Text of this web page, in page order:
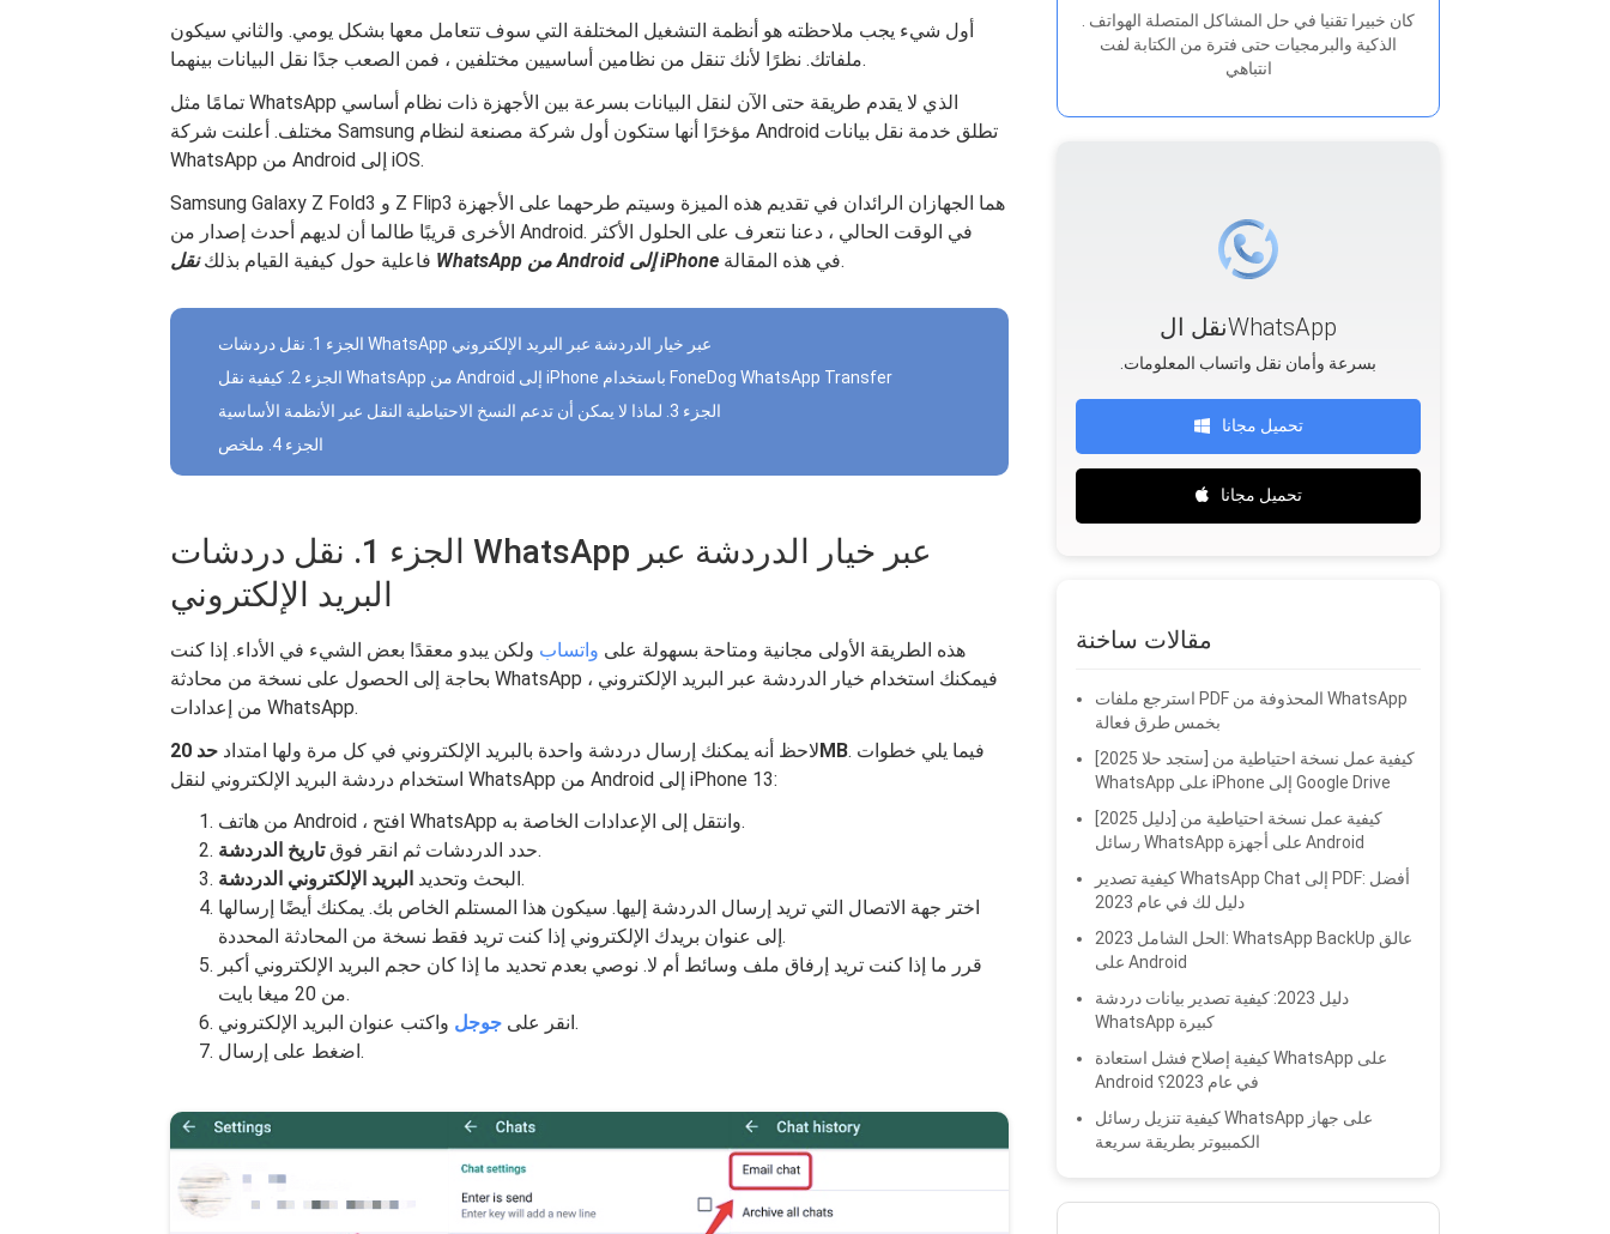
أول شيء يجب ملاحظته هو أنظمة التشغيل المختلفة التي سوف تتعامل معها بشكل يومي. والثاني سيكون
ملفاتك. نظرًا لأنك تنقل من نظامين أساسيين مختلفين ، فمن الصعب جدًا نقل البيانات بينهما.
تمامًا مثل WhatsApp الذي لا يقدم طريقة حتى الآن لنقل البيانات بسرعة بين الأجهزة ذات نظام أساسي
مختلف. أعلنت شركة Samsung مؤخرًا أنها ستكون أول شركة مصنعة لنظام Android تطلق خدمة نقل بيانات
WhatsApp من Android إلى iOS.
Samsung Galaxy Z Fold3 و Z Flip3 هما الجهازان الرائدان في تقديم هذه الميزة وسيتم طرحهما على الأجهزة
الأخرى قريبًا طالما أن لديهم أحدث إصدار من Android. في الوقت الحالي ، دعنا نتعرف على الحلول الأكثر
فاعلية حول كيفية القيام بذلك
نقل WhatsApp من Android إلى iPhone في هذه المقالة.
الجزء 1. نقل دردشات WhatsApp عبر خيار الدردشة عبر البريد الإلكتروني
الجزء 2. كيفية نقل WhatsApp من Android إلى iPhone باستخدام FoneDog WhatsApp Transfer
الجزء 3. لماذا لا يمكن أن تدعم النسخ الاحتياطية النقل عبر الأنظمة الأساسية
الجزء 4. ملخص
الجزء 1. نقل دردشات WhatsApp عبر خيار الدردشة عبر
البريد الإلكتروني
هذه الطريقة الأولى مجانية ومتاحة بسهولة على واتساب ولكن يبدو معقدًا بعض الشيء في الأداء. إذا كنت
بحاجة إلى الحصول على نسخة من محادثة WhatsApp ، فيمكنك استخدام خيار الدردشة عبر البريد الإلكتروني
من إعدادات WhatsApp.
لاحظ أنه يمكنك إرسال دردشة واحدة بالبريد الإلكتروني في كل مرة ولها امتدادحد 20MB. فيما يلي خطوات
استخدام دردشة البريد الإلكتروني لنقل WhatsApp من Android إلى iPhone 13:
من هاتف Android ، افتح WhatsApp وانتقل إلى الإعدادات الخاصة به.
حدد الدردشات ثم انقر فوقتاريخ الدردشة
.
البحث وتحديد البريد الإلكتروني الدردشة
.
اختر جهة الاتصال التي تريد إرسال الدردشة إليها. سيكون هذا المستلم الخاص بك. يمكنك أيضًا إرسالها
إلى عنوان بريدك الإلكتروني إذا كنت تريد فقط نسخة من المحادثة المحددة.
قرر ما إذا كنت تريد إرفاق ملف وسائط أم لا. نوصي بعدم تحديد ما إذا كان حجم البريد الإلكتروني أكبر
من 20 ميغا بايت.
انقر على جوجل
واكتب عنوان البريد الإلكتروني.
اضغط على إرسال.
الذكية والبرمجيات حتى فترة من الكتابة لفت
انتباهي
نقل الWhatsApp
.بسرعة وأمان نقل واتساب المعلومات
تحميل مجانا
تحميل مجانا
مقالات ساخنة
استرجع ملفات PDF المحذوفة من WhatsApp
بخمس طرق فعالة
[2025 ستجد حلا] كيفية عمل نسخة احتياطية من
WhatsApp على iPhone إلى Google Drive
رسائل WhatsApp على أجهزة Android
كيفية تصدير WhatsApp Chat إلى PDF: أفضل
دليل لك في عام 2023
2023 الحل الشامل: WhatsApp BackUp عالق
على Android
دليل 2023: كيفية تصدير بيانات دردشة
WhatsApp كبيرة
كيفية إصلاح فشل استعادة WhatsApp على
Android في عام 2023؟
كيفية تنزيل رسائل WhatsApp على جهاز
الكمبيوتر بطريقة سريعة